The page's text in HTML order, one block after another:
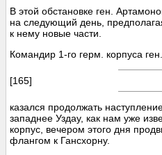
В этой обстановке ген.
на следующий день,
к нему новые части.
Командир 1-го герм. корпуса
[165]
казался продолжать
западнее Уздау, как нам уже
корпус, вечером этого дня
флангом к Гансхорну.